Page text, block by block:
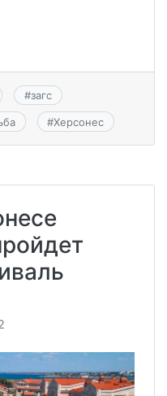
#загс
#Херсонес